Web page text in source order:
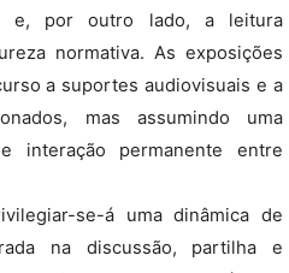
e, por outro lado, a leitura
normativa. As exposições
a suportes audiovisuais e a
mas assumindo uma
interação permanente entre
se-á uma dinâmica de
na discussão, partilha e